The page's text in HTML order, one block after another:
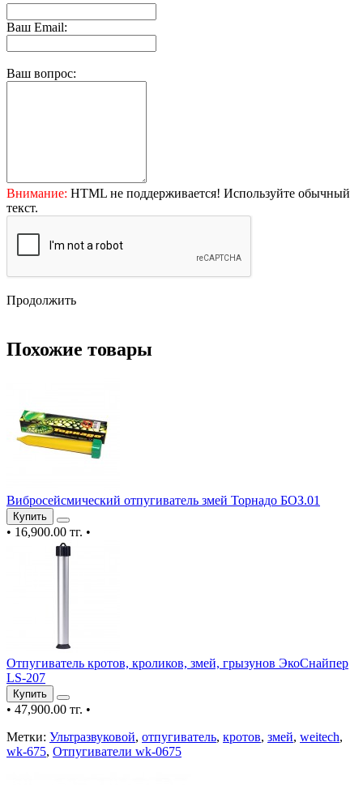
Ваш Email:
Ваш вопрос:
Внимание: HTML не поддерживается! Используйте обычный
текст.
Продолжить
Похожие товары
Вибросейсмический отпугиватель змей Торнадо БОЗ.01
Купить
• 16,900.00 тг. •
Отпугиватель кротов, кроликов, змей, грызунов ЭкоСнайпер
LS-207
Купить
• 47,900.00 тг. •
Метки: Ультразвуковой, отпугиватель, кротов, змей, weitech,
wk-675, Отпугиватели wk-0675